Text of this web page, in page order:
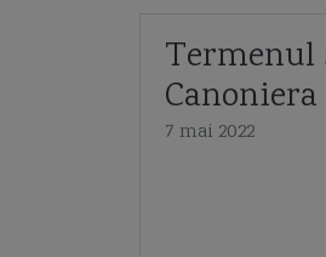
Termenul
Canoniera
7 mai 2022